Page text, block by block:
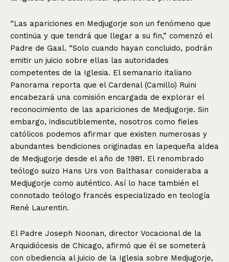
“Las apariciones en Medjugorje son un fenómeno que
continúa y que tendrá que llegar a su fin,” comenzó el
Padre de Gaal. “Solo cuando hayan concluido, podrán
emitir un juicio sobre ellas las autoridades
competentes de la Iglesia. El semanario italiano
Panorama reporta que el Cardenal (Camillo) Ruini
encabezará una comisión encargada de explorar el
reconocimiento de las apariciones de Medjugorje. Sin
embargo, indiscutiblemente, nosotros como fieles
católicos podemos afirmar que existen numerosas y
abundantes bendiciones originadas en lapequeña aldea
de Medjugorje desde el año de 1981. El renombrado
teólogo suizo Hans Urs von Balthasar consideraba a
Medjugorje como auténtico. Así lo hace también el
connotado teólogo francés especializado en teología
René Laurentin.
El Padre Joseph Noonan, director Vocacional de la
Arquidiócesis de Chicago, afirmó que él se someterá
con obediencia al juicio de la Iglesia sobre Medjugorje,